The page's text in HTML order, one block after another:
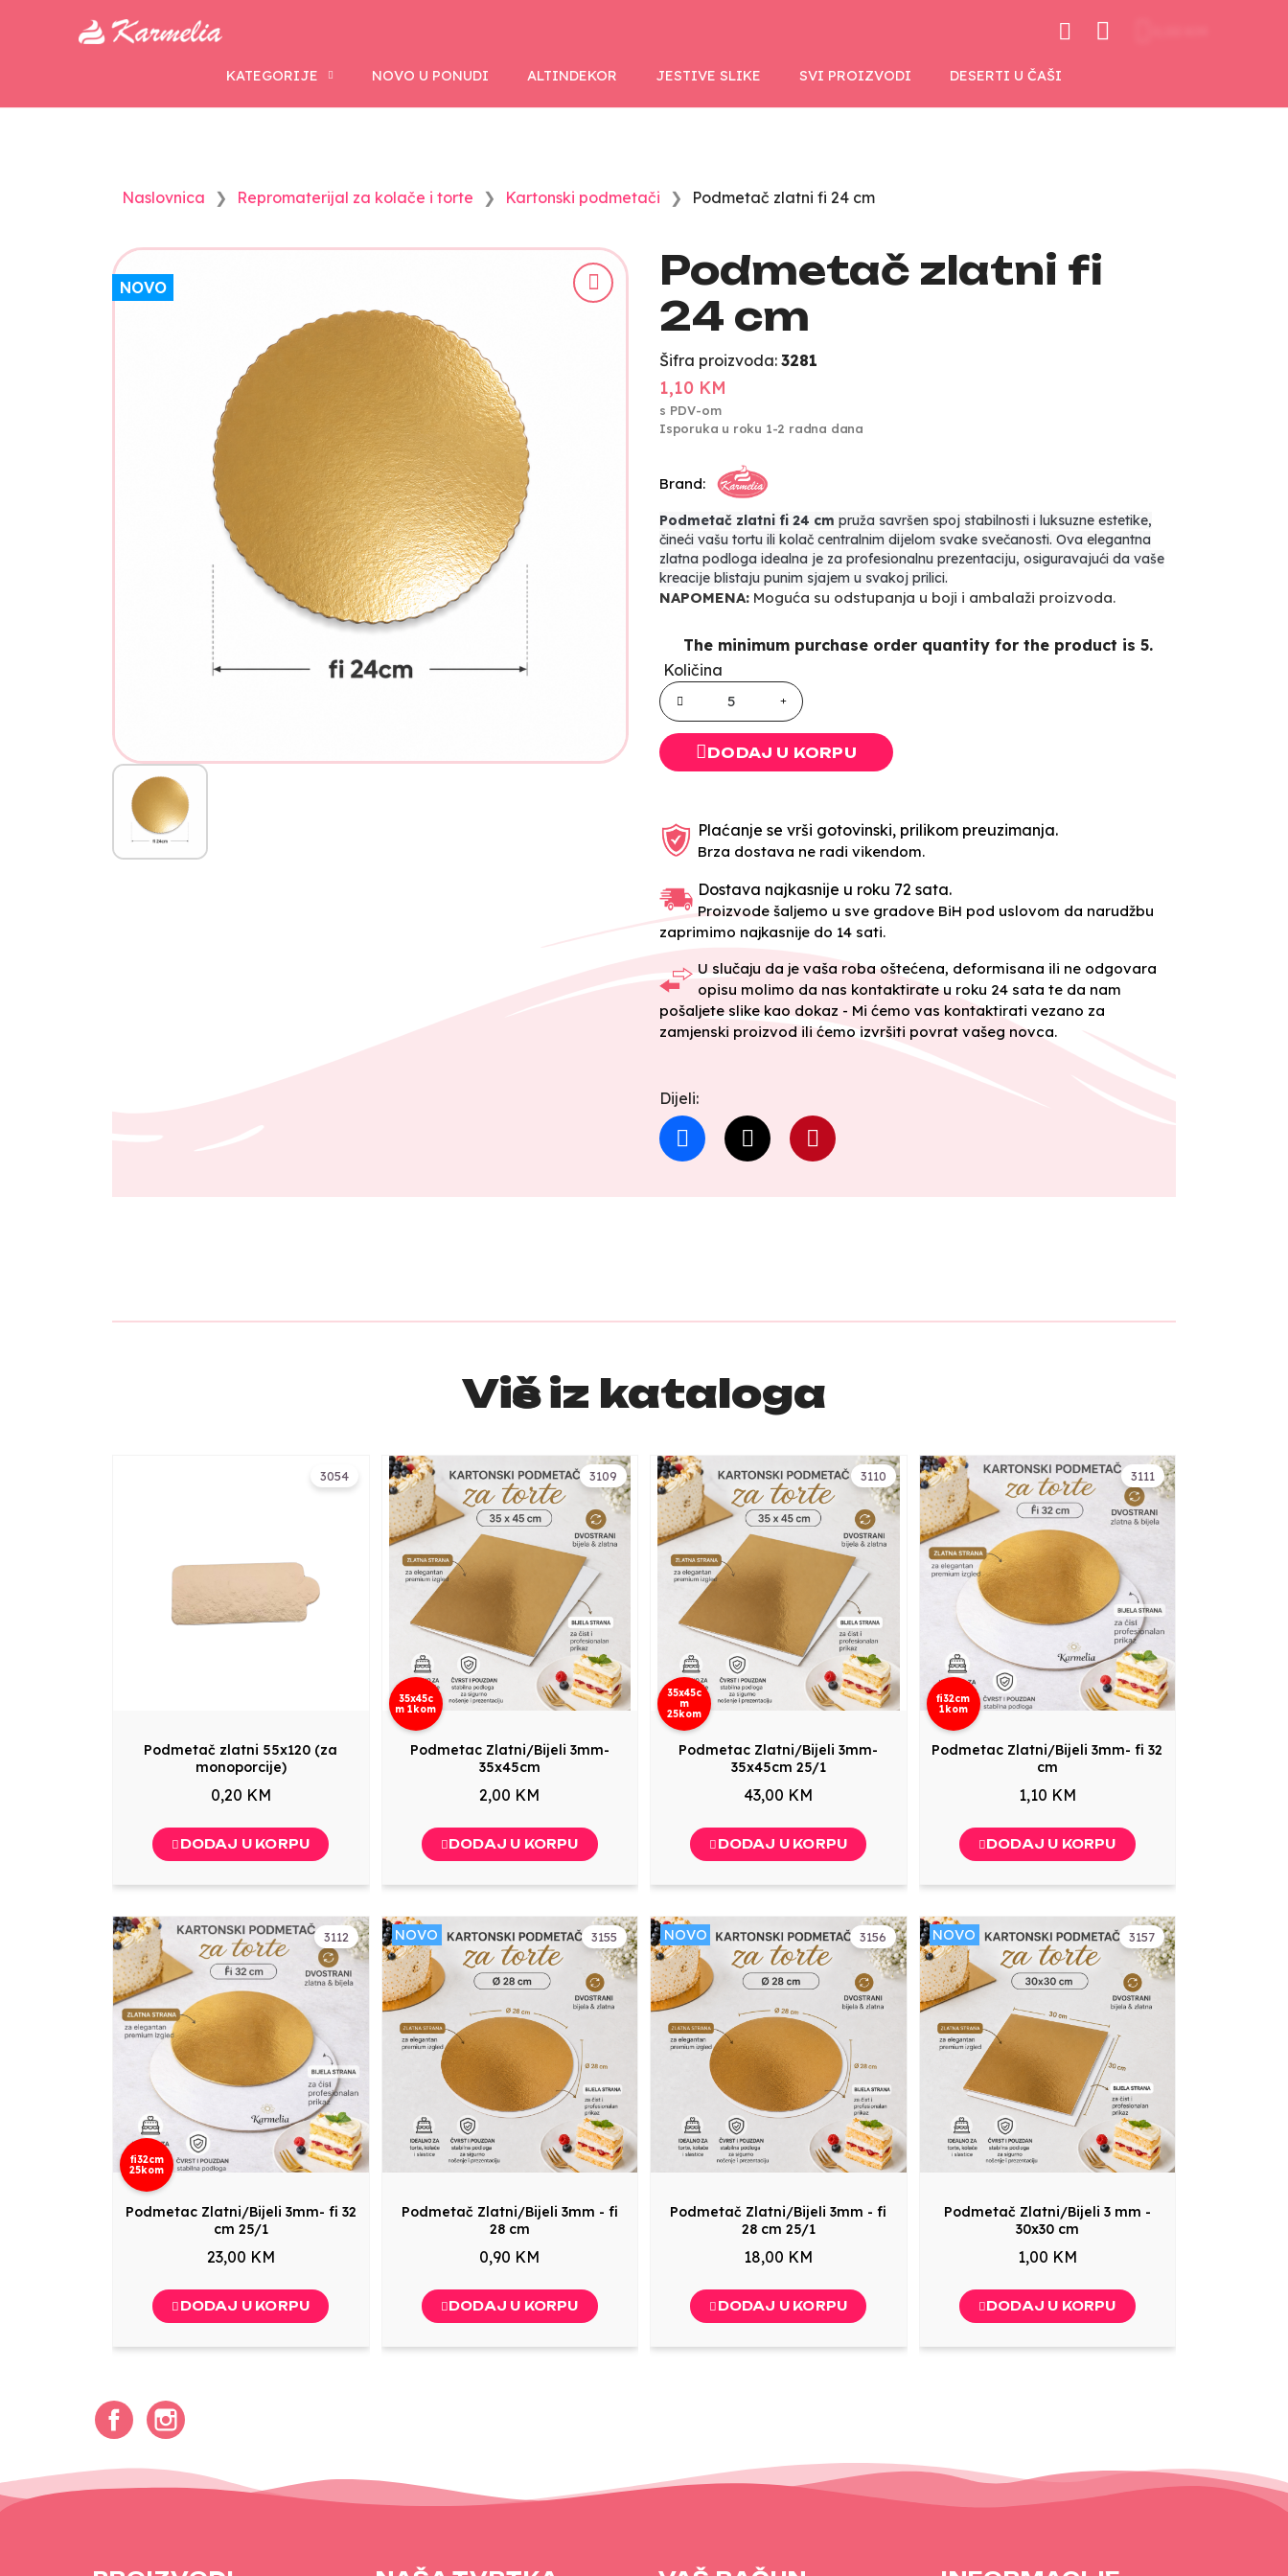
KATEGORIJE NOVO U PONUDI ALTINDEKOR JESTIVE SLIKE SVI PROIZVODI DESERTI U ČAŠI
Naslovnica Repromaterijal za kolače i torte Kartonski podmetači Podmetač zlatni fi 24 cm
NOVO
Podmetač zlatni fi
24 cm
Šifra proizvoda: 3281
1,10 KM
s PDV-om
Isporuka u roku 1-2 radna dana
Brand:
Podmetač zlatni fi 24 cm pruža savršen spoj stabilnosti i luksuzne estetike,
čineći vašu tortu ili kolač centralnim dijelom svake svečanosti. Ova elegantna
zlatna podloga idealna je za profesionalnu prezentaciju, osiguravajući da vaše
kreacije blistaju punim sjajem u svakoj prilici.
NAPOMENA: Moguća su odstupanja u boji i ambalaži proizvoda.
The minimum purchase order quantity for the product is 5.
Količina
DODAJ U KORPU
Plaćanje se vrši gotovinski, prilikom preuzimanja.
Brza dostava ne radi vikendom.
Dostava najkasnije u roku 72 sata.
Proizvode šaljemo u sve gradove BiH pod uslovom da narudžbu
zaprimimo najkasnije do 14 sati.
U slučaju da je vaša roba oštećena, deformisana ili ne odgovara
opisu molimo da nas kontaktirate u roku 24 sata te da nam
pošaljete slike kao dokaz - Mi ćemo vas kontaktirati vezano za
zamjenski proizvod ili ćemo izvršiti povrat vašeg novca.
Dijeli:
Više iz kataloga
3054
Podmetač zlatni 55x120 (za
monoporcije)
0,20 KM
DODAJ U KORPU
3109
35x45c
m 1kom
Podmetac Zlatni/Bijeli 3mm-
35x45cm
2,00 KM
DODAJ U KORPU
3110
35x45c
m
25kom
Podmetac Zlatni/Bijeli 3mm-
35x45cm 25/1
43,00 KM
DODAJ U KORPU
3111
fi32cm
1kom
Podmetac Zlatni/Bijeli 3mm- fi 32
cm
1,10 KM
DODAJ U KORPU
3112
fi32cm
25kom
Podmetac Zlatni/Bijeli 3mm- fi 32
cm 25/1
23,00 KM
DODAJ U KORPU
3155
NOVO
Podmetač Zlatni/Bijeli 3mm - fi
28 cm
0,90 KM
DODAJ U KORPU
3156
NOVO
Podmetač Zlatni/Bijeli 3mm - fi
28 cm 25/1
18,00 KM
DODAJ U KORPU
3157
NOVO
Podmetač Zlatni/Bijeli 3 mm -
30x30 cm
1,00 KM
DODAJ U KORPU
Facebook